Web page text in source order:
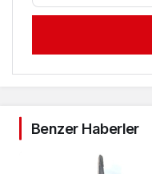
Benzer Haberler